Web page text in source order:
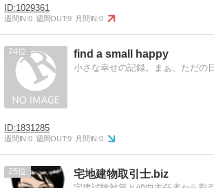
1029361
週間IN:0 週間OUT:9 月間IN:0
24 find a small happy
小さな幸せの記録。まぁ、ただの
1831285
週間IN:0 週間OUT:9 月間IN:0
25 宅地建物取引士.biz